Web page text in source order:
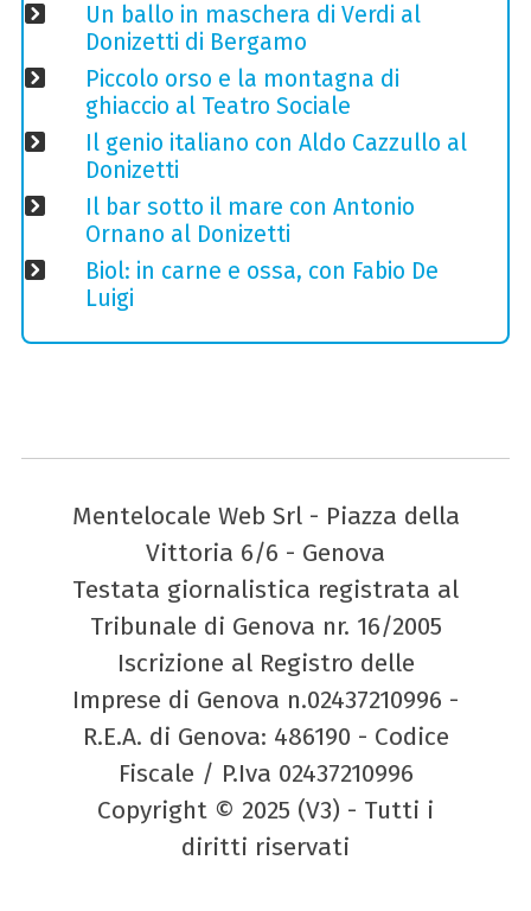
Un ballo in maschera di Verdi al
Donizetti di Bergamo
Piccolo orso e la montagna di
ghiaccio al Teatro Sociale
Il genio italiano con Aldo Cazzullo al
Donizetti
Il bar sotto il mare con Antonio
Ornano al Donizetti
Biol: in carne e ossa, con Fabio De
Luigi
Mentelocale Web Srl - Piazza della
Vittoria 6/6 - Genova
Testata giornalistica registrata al
Tribunale di Genova nr. 16/2005
Iscrizione al Registro delle
Imprese di Genova n.02437210996 -
R.E.A. di Genova: 486190 - Codice
Fiscale / P.Iva 02437210996
Copyright © 2025 (V3) - Tutti i
diritti riservati